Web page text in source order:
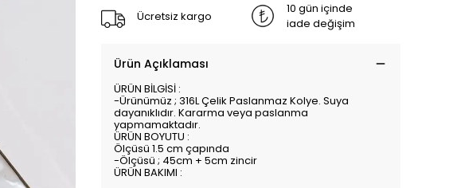
Ücretsiz kargo
10 gün içinde
iade değişim
Ürün Açıklaması
ÜRÜN BİLGİSİ :
-Ürünümüz ; 316L Çelik Paslanmaz Kolye. Suya
dayanıklıdır. Kararma veya paslanma
yapmamaktadır.
ÜRÜN BOYUTU :
Ölçüsü 1.5 cm çapında
-Ölçüsü ; 45cm + 5cm zincir
ÜRÜN BAKIMI :